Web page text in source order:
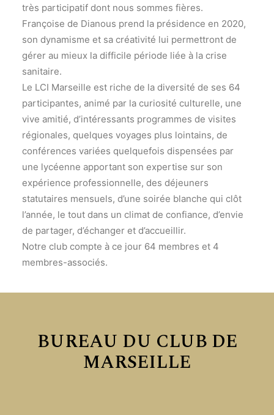
très participatif dont nous sommes fières.
Françoise de Dianous prend la présidence en 2020,
son dynamisme et sa créativité lui permettront de
gérer au mieux la difficile période liée à la crise
sanitaire.
Le LCI Marseille est riche de la diversité de ses 64
participantes, animé par la curiosité culturelle, une
vive amitié, d’intéressants programmes de visites
régionales, quelques voyages plus lointains, de
conférences variées quelquefois dispensées par
une lycéenne apportant son expertise sur son
expérience professionnelle, des déjeuners
statutaires mensuels, d’une soirée blanche qui clôt
l’année, le tout dans un climat de confiance, d’envie
de partager, d’échanger et d’accueillir.
Notre club compte à ce jour 64 membres et 4
membres-associés.
BUREAU DU CLUB DE
MARSEILLE